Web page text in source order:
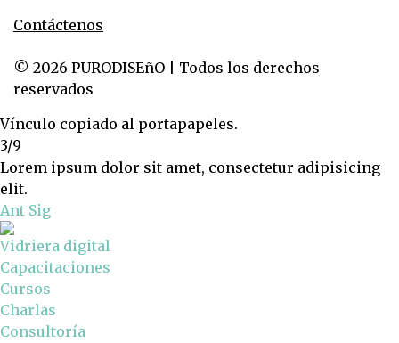
Contáctenos
© 2026 PURODISEñO | Todos los derechos
reservados
Vínculo copiado al portapapeles.
3/9
Lorem ipsum dolor sit amet, consectetur adipisicing
elit.
Ant Sig
Vidriera digital
Capacitaciones
Cursos
Charlas
Consultoría